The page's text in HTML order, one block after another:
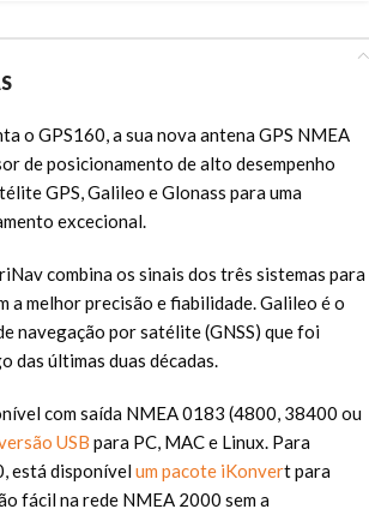
o GPS160, a sua nova antena GPS NMEA
de posicionamento de alto desempenho
GPS, Galileo e Glonass para uma
excecional.
combina os sinais dos três sistemas para
a melhor precisão e fiabilidade. Galileo é o
navegação por satélite (GNSS) que foi
das últimas duas décadas.
com saída NMEA 0183 (4800, 38400 ou
USB para PC, MAC e Linux. Para
está disponívelum pacote iKonvert para
fácil na rede NMEA 2000 sem a